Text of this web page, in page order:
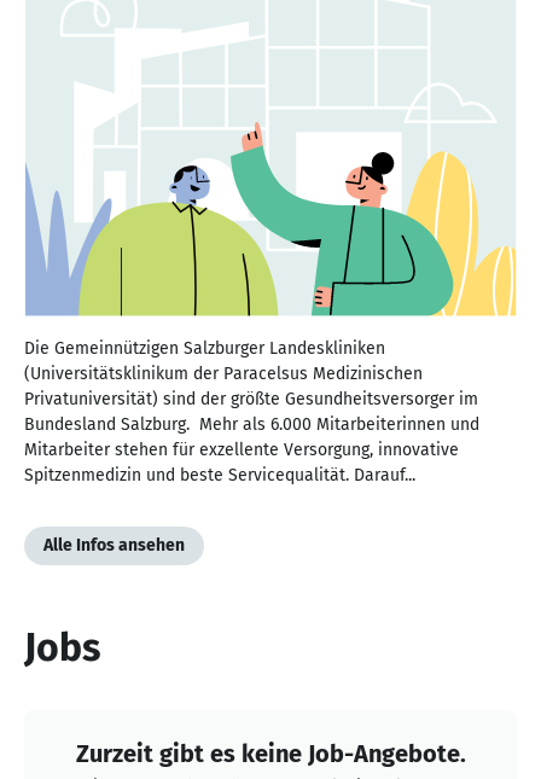
Die Gemeinnützigen Salzburger Landeskliniken
(Universitätsklinikum der Paracelsus Medizinischen
Privatuniversität) sind der größte Gesundheitsversorger im
Bundesland Salzburg. Mehr als 6.000 Mitarbeiterinnen und
Mitarbeiter stehen für exzellente Versorgung, innovative
Spitzenmedizin und beste Servicequalität. Darauf...
Alle Infos ansehen
Jobs
Zurzeit gibt es keine Job-Angebote.